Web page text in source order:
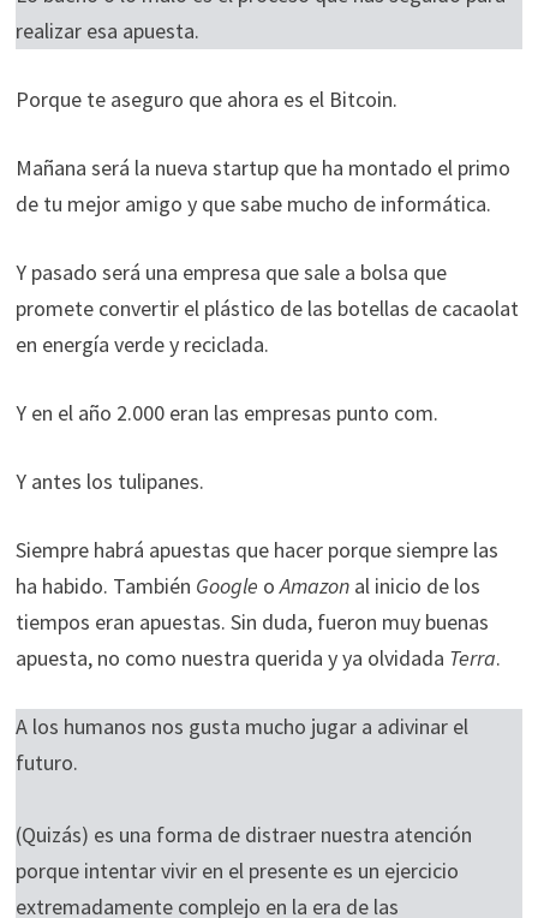
realizar esa apuesta.
Porque te aseguro que ahora es el Bitcoin.
Mañana será la nueva startup que ha montado el primo
de tu mejor amigo y que sabe mucho de informática.
Y pasado será una empresa que sale a bolsa que
promete convertir el plástico de las botellas de cacaolat
en energía verde y reciclada.
Y en el año 2.000 eran las empresas punto com.
Y antes los tulipanes.
Siempre habrá apuestas que hacer porque siempre las
ha habido. También Google oAmazonal inicio de los
tiempos eran apuestas. Sin duda, fueron muy buenas
apuesta, no como nuestra querida y ya olvidada Terra.
A los humanos nos gusta mucho jugar a adivinar el
futuro.
(Quizás) es una forma de distraer nuestra atención
porque intentar vivir en el presente es un ejercicio
extremadamente complejo en la era de las